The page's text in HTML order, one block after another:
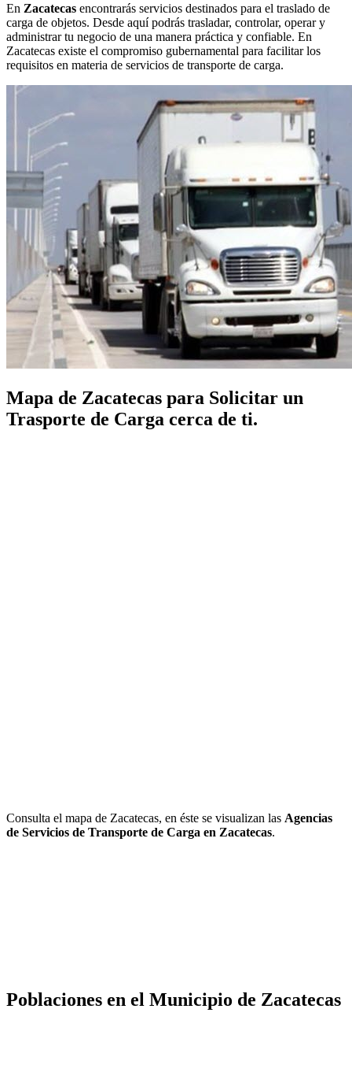
En Zacatecas encontrarás servicios destinados para el traslado de
carga de objetos. Desde aquí podrás trasladar, controlar, operar y
administrar tu negocio de una manera práctica y confiable. En
Zacatecas existe el compromiso gubernamental para facilitar los
requisitos en materia de servicios de transporte de carga.
Mapa de Zacatecas para Solicitar un
Trasporte de Carga cerca de ti.
Consulta el mapa de Zacatecas, en éste se visualizan las Agencias
de Servicios de Transporte de Carga en Zacatecas.
Poblaciones en el Municipio de Zacatecas